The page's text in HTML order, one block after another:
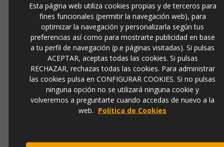
Añadir a la cesta
CUADRO ESCULTURAS II (50X60)
Esta página web utiliza cookies propias y de terceros para
fines funcionales (permitir la navegación web), para
optimizar la navegación y personalizarla según tus
preferencias así como para mostrarte publicidad en base
a tu perfil de navegación (p.e páginas visitadas). Si pulsas
ACEPTAR, aceptas todas las cookies. Si pulsas
RECHAZAR, rechazas todas las cookies. Para administrar
las cookies pulsa en CONFIGURAR COOKIES. Si no pulsas
ninguna opción no se utilizará ninguna cookie y
volveremos a preguntarte cuando accedas de nuevo a la
web. Política de Cookies